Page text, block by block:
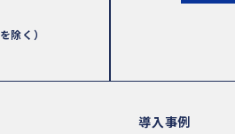
除く）
導入事例